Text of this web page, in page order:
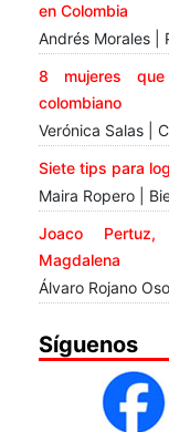
en Colombia
Andrés Morales |
8 mujeres
colombiano
Verónica Salas |
Siete tips para
Maira Ropero |
Joaco
Magdalena
Álvaro Rojano
Síguenos